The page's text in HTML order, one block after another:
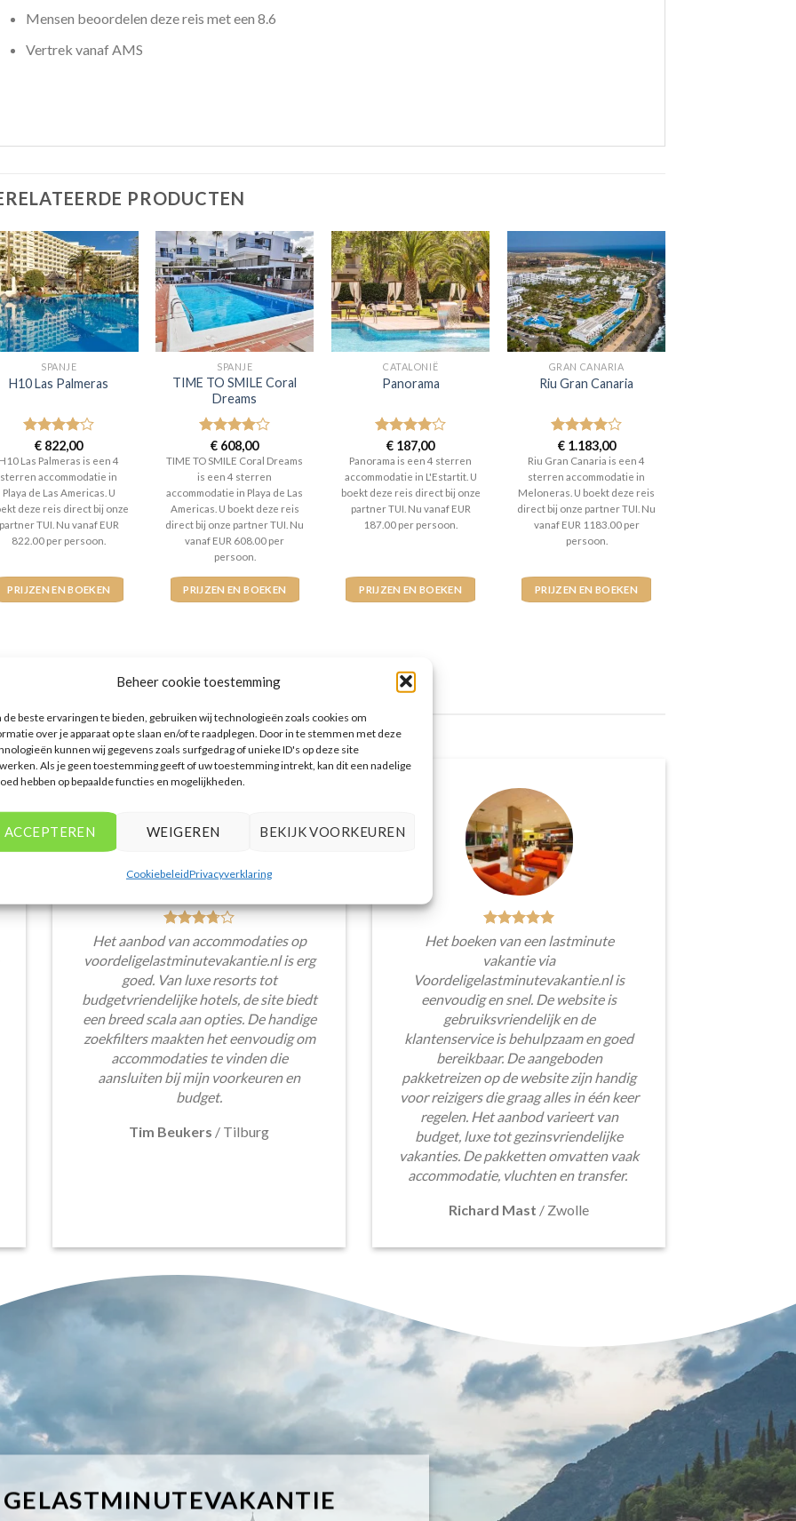
Beheer cookie toestemming
de beste ervaringen te bieden, gebruiken wij technologieën zoals cookies om
over je apparaat op te slaan en/of te raadplegen. Door in te stemmen met deze
kunnen wij gegevens zoals surfgedrag of unieke ID's op deze site
Als je geen toestemming geeft of uw toestemming intrekt, kan dit een nadelige
hebben op bepaalde functies en mogelijkheden.
ACCEPTEREN WEIGEREN BEKIJK VOORKEUREN
CookiebeleidPrivacyverklaring
Mensen beoordelen deze reis met een 8.6
Vertrek vanaf AMS
PRODUCTEN
SPANJE
H10 Las Palmeras
Gewaardeerd
4uit 5
€ 822,00
Las Palmeras is een 4
sterren accommodatie in
Playa de Las Americas. U
deze reis direct bij onze
TUI. Nu vanaf EUR
822.00 per persoon.
PRIJZEN EN BOEKEN
SPANJE
TIME TO SMILE Coral
Dreams
Gewaardeerd
4uit 5
€ 608,00
TIME TO SMILE Coral Dreams
is een 4 sterren
accommodatie in Playa de Las
Americas. U boekt deze reis
direct bij onze partner TUI. Nu
vanaf EUR 608.00 per
persoon.
PRIJZEN EN BOEKEN
CATALONIË
Panorama
Gewaardeerd
4uit 5
€ 187,00
Panorama is een 4 sterren
accommodatie in L'Estartit. U
boekt deze reis direct bij onze
partner TUI. Nu vanaf EUR
187.00 per persoon.
PRIJZEN EN BOEKEN
GRAN CANARIA
Riu Gran Canaria
Gewaardeerd
4uit 5
€1.183,00
Riu Gran Canaria is een 4
sterren accommodatie in
Meloneras. U boekt deze reis
direct bij onze partner TUI. Nu
vanaf EUR 1183.00 per
persoon.
PRIJZEN EN BOEKEN
WAT ZE OVER ONS ZEGGEN
Het aanbod van accommodaties op
voordeligelastminutevakantie.nl is erg
goed. Van luxe resorts tot
budgetvriendelijke hotels, de site biedt
een breed scala aan opties. De handige
zoekfilters maakten het eenvoudig om
accommodaties te vinden die
aansluiten bij mijn voorkeuren en
budget.
Tim Beukers / Tilburg
Het boeken van een lastminute
vakantie via
Voordeligelastminutevakantie.nl is
eenvoudig en snel. De website is
gebruiksvriendelijk en de
klantenservice is behulpzaam en goed
bereikbaar. De aangeboden
pakketreizen op de website zijn handig
voor reizigers die graag alles in één keer
regelen. Het aanbod varieert van
budget, luxe tot gezinsvriendelijke
vakanties. De pakketten omvatten vaak
accommodatie, vluchten en transfer.
Richard Mast / Zwolle